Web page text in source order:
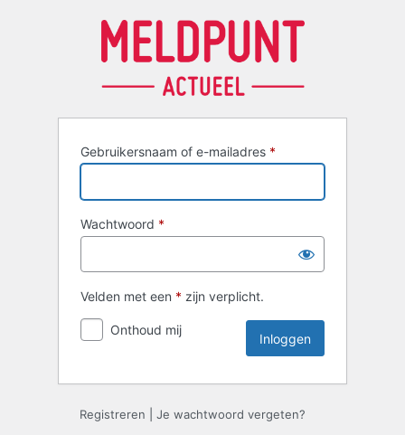
Gebruikersnaam of e-mailadres *
Wachtwoord *
Velden met een * zijn verplicht.
Onthoud mij
Registreren Je wachtwoord vergeten?